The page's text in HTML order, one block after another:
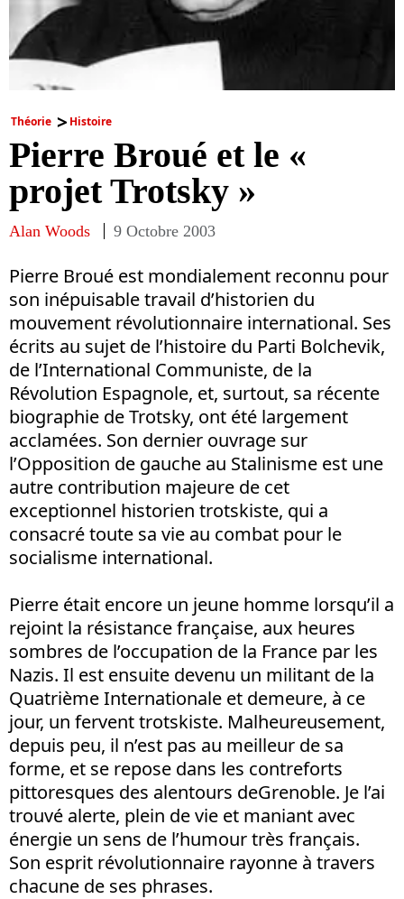
Théorie Histoire
Pierre Broué et le «
projet Trotsky »
Alan Woods 9 Octobre 2003
Pierre Broué est mondialement reconnu pour
son inépuisable travail d’historien du
mouvement révolutionnaire international. Ses
écrits au sujet de l’histoire du Parti Bolchevik,
de l’International Communiste, de la
Révolution Espagnole, et, surtout, sa récente
biographie de Trotsky, ont été largement
acclamées. Son dernier ouvrage sur
l’Opposition de gauche au Stalinisme est une
autre contribution majeure de cet
exceptionnel historien trotskiste, qui a
consacré toute sa vie au combat pour le
socialisme international.
Pierre était encore un jeune homme lorsqu’il a
rejoint la résistance française, aux heures
sombres de l’occupation de la France par les
Nazis. Il est ensuite devenu un militant de la
Quatrième Internationale et demeure, à ce
jour, un fervent trotskiste. Malheureusement,
depuis peu, il n’est pas au meilleur de sa
forme, et se repose dans les contreforts
pittoresques des alentours deGrenoble. Je l’ai
trouvé alerte, plein de vie et maniant avec
énergie un sens de l’humour très français.
Son esprit révolutionnaire rayonne à travers
chacune de ses phrases.